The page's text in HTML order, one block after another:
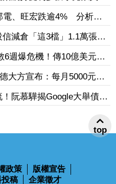
航持雙利多獲小兒豪買逾
前7月營收狂超去年全年
電、旺宏跌逾4% 分析師
局看技術面
信減倉「這3檔」1.1萬張
億元
6週爆危機！傳10億美元晶
恐面臨庫存不足
大方宣布：每月5000元成
碼
阮慕驊揭Google大舉債衝
政策 版權宣告
top